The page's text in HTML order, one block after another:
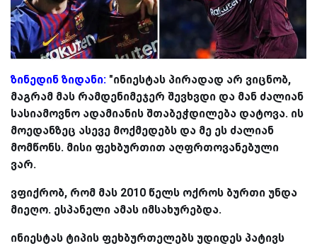
ზინედინ ზიდანი: "ინიესტას პირადად არ ვიცნობ,
მაგრამ მას რამდენიმეჯერ შევხვდი და მან ძალიან
სასიამოვნო ადამიანის შთაბეჭდილება დატოვა. ის
მოედანზეც ასევე მოქმედებს და მე ეს ძალიან
მომწონს. მისი ფეხბურთით აღფრთოვანებული
ვარ.
ვფიქრობ, რომ მას 2010 წელს ოქროს ბურთი უნდა
მიეღო. ესპანელი ამას იმსახურებდა.
ინიესტას ტიპის ფეხბურთელებს უდიდეს პატივს